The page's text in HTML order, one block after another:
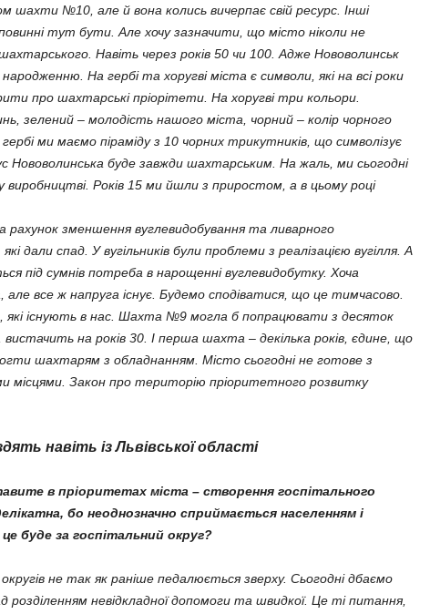
шахти №10, але й вона колись вичерпає свій ресурс. Інші
тут бути. Але хочу зазначити, що місто ніколи не
Навіть через років 50 чи 100. Адже Нововолинськ
На гербі та хоругві міста є символи, які на всі роки
про шахтарські пріорітети. На хоругві три кольори.
зелений – молодість нашого міста, чорний – колір чорного
ми маємо піраміду з 10 чорних трикутників, що символізує
буде завжди шахтарським. На жаль, ми сьогодні
Років 15 ми йшли з приростом, а в цьому році
рахунок зменшення вуглевидобування та ливарного
дали спад. У вугільників були проблеми з реалізацією вугілля. А
під сумнів потреба в нарощенні вуглевидобутку. Хоча
все ж напруга існує. Будемо сподіватися, що це тимчасово.
які існують в нас. Шахта №9 могла б попрацювати з десяток
вистачить на років 30. І перша шахта – декілька років, єдине, що
шахтарям з обладнанням. Місто сьогодні не готове з
місцями. Закон про територію пріоритетного розвитку
навіть із Львівської області
в пріоритетах міста – створення госпітального
бо неоднозначно сприймається населенням і
буде за госпітальний округ?
не так як раніше педалюється зверху. Сьогодні дбаємо
розділенням невідкладної допомоги та швидкої. Це ті питання,